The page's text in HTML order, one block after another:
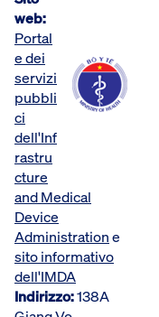
web:
Portal
e dei
servizi
pubbli
ci
dell'Inf
rastru
cture
and Medical
Device
Administratione
sito informativo
dell'IMDA
Indirizzo:138A